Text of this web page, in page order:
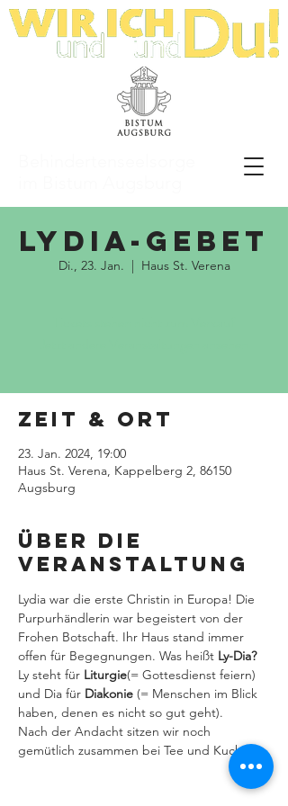
LyDia-Gebet
Di., 23. Jan.
  |
Haus St. Verena
Zeit & Ort
23. Jan. 2024, 19:00
Haus St. Verena, Kappelberg 2, 86150
Augsburg
Über die
Veranstaltung
Lydia war die erste Christin in Europa! Die
Purpurhändlerin war begeistert von der
Frohen Botschaft. Ihr Haus stand immer
offen für Begegnungen. Was heißt Ly-Dia?
Ly steht für Liturgie(= Gottesdienst feiern)
und Dia für Diakonie (= Menschen im Blick
haben, denen es nicht so gut geht).
Nach der Andacht sitzen wir noch
gemütlich zusammen bei Tee und Kuchen.